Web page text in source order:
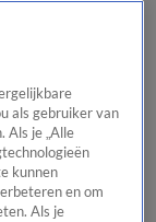
Hart
Tip de
als gebruiker van
Als je „Alle
kunnen
en om
Als je